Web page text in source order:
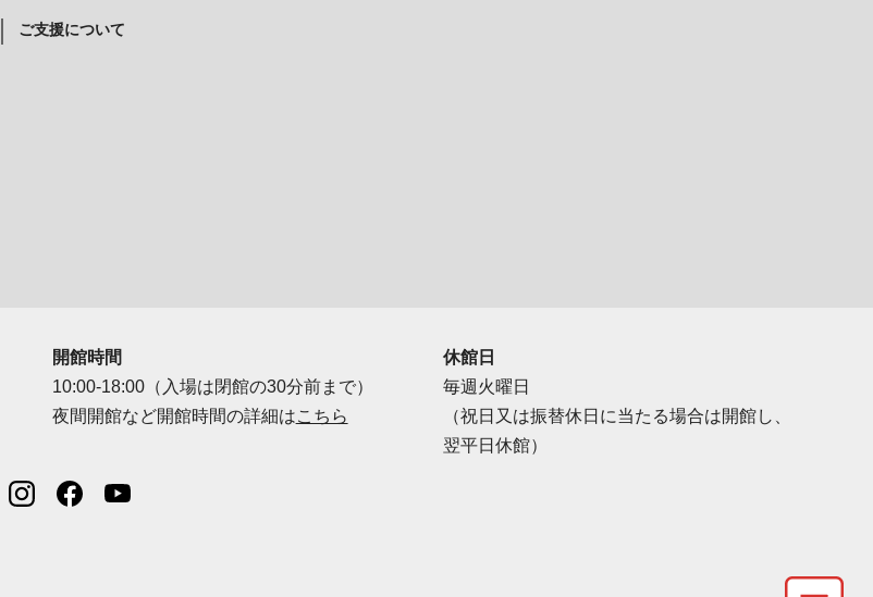
ご支援について
開館時間
10:00-18:00（入場は閉館の30分前まで）
夜間開館など開館時間の詳細はこちら
休館日
毎週火曜日
（祝日又は振替休日に当たる場合は開館し、
翌平日休館）